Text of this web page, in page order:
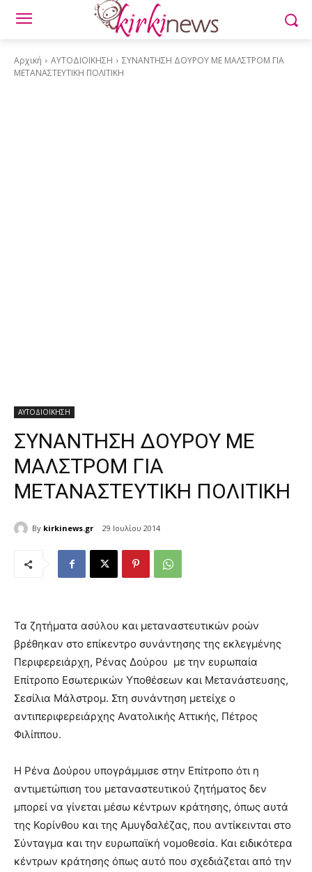
Αρχική ΑΥΤΟΔΙΟΙΚΗΣΗ
ΣΥΝΑΝΤΗΣΗ ΔΟΥΡΟΥ ΜΕ ΜΑΛΣΤΡΟΜ ΓΙΑ
ΜΕΤΑΝΑΣΤΕΥΤΙΚΗ ΠΟΛΙΤΙΚΗ
ΑΥΤΟΔΙΟΙΚΗΣΗ
ΣΥΝΑΝΤΗΣΗ ΔΟΥΡΟΥ ΜΕ
ΜΑΛΣΤΡΟΜ ΓΙΑ
ΜΕΤΑΝΑΣΤΕΥΤΙΚΗ ΠΟΛΙΤΙΚΗ
By kirkinews.gr 29 Ιουλίου 2014
Τα ζητήματα ασύλου και μεταναστευτικών ροών
βρέθηκαν στο επίκεντρο συνάντησης της εκλεγμένης
Περιφερειάρχη, Ρένας Δούρου με την ευρωπαία
Επίτροπο Εσωτερικών Υποθέσεων και Μετανάστευσης,
Σεσίλια Μάλστρομ. Στη συνάντηση μετείχε ο
αντιπεριφερειάρχης Ανατολικής Αττικής, Πέτρος
Φιλίππου.
Η Ρένα Δούρου υπογράμμισε στην Επίτροπο ότι η
αντιμετώπιση του μεταναστευτικού ζητήματος δεν
μπορεί να γίνεται μέσω κέντρων κράτησης, όπως αυτά
της Κορίνθου και της Αμυγδαλέζας, που αντίκεινται στο
Σύνταγμα και την ευρωπαϊκή νομοθεσία. Και ειδικότερα
κέντρων κράτησης όπως αυτό που σχεδιάζεται από την